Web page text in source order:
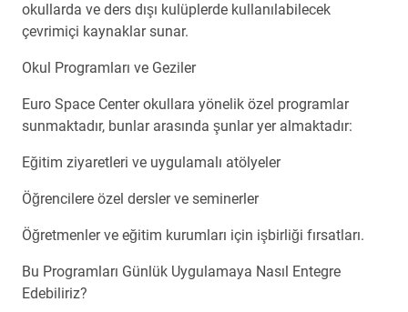
okullarda ve ders dışı kulüplerde kullanılabilecek
çevrimiçi kaynaklar sunar.
Okul Programları ve Geziler
Euro Space Center okullara yönelik özel programlar
sunmaktadır, bunlar arasında şunlar yer almaktadır:
Eğitim ziyaretleri ve uygulamalı atölyeler
Öğrencilere özel dersler ve seminerler
Öğretmenler ve eğitim kurumları için işbirliği fırsatları.
Bu Programları Günlük Uygulamaya Nasıl Entegre
Edebiliriz?